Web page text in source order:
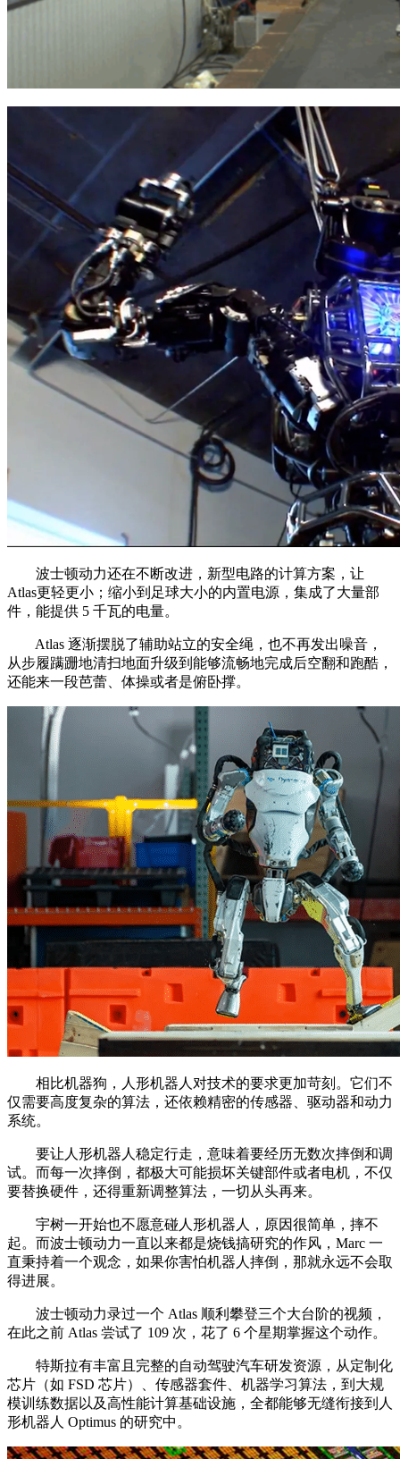
波士顿动力还在不断改进，新型电路的计算方案，让
Atlas更轻更小；缩小到足球大小的内置电源，集成了大量部
件，能提供 5 千瓦的电量。
Atlas 逐渐摆脱了辅助站立的安全绳，也不再发出噪音，
从步履蹒跚地清扫地面升级到能够流畅地完成后空翻和跑酷，
还能来一段芭蕾、体操或者是俯卧撑。
相比机器狗，人形机器人对技术的要求更加苛刻。它们不
仅需要高度复杂的算法，还依赖精密的传感器、驱动器和动力
系统。
要让人形机器人稳定行走，意味着要经历无数次摔倒和调
试。而每一次摔倒，都极大可能损坏关键部件或者电机，不仅
要替换硬件，还得重新调整算法，一切从头再来。
宇树一开始也不愿意碰人形机器人，原因很简单，摔不
起。而波士顿动力一直以来都是烧钱搞研究的作风，Marc 一
直秉持着一个观念，如果你害怕机器人摔倒，那就永远不会取
得进展。
波士顿动力录过一个 Atlas 顺利攀登三个大台阶的视频，
在此之前 Atlas 尝试了 109 次，花了 6 个星期掌握这个动作。
特斯拉有丰富且完整的自动驾驶汽车研发资源，从定制化
芯片（如 FSD 芯片）、传感器套件、机器学习算法，到大规
模训练数据以及高性能计算基础设施，全都能够无缝衔接到人
形机器人 Optimus 的研究中。